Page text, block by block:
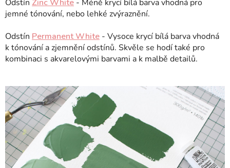
Odstín Zinc White - Méně krycí bílá barva vhodná pro
jemné tónování, nebo lehké zvýraznění.
Odstín Permanent White - Vysoce krycí bílá barva vhodná
k tónování a zjemnění odstínů. Skvěle se hodí také pro
kombinaci s akvarelovými barvami a k malbě detailů.